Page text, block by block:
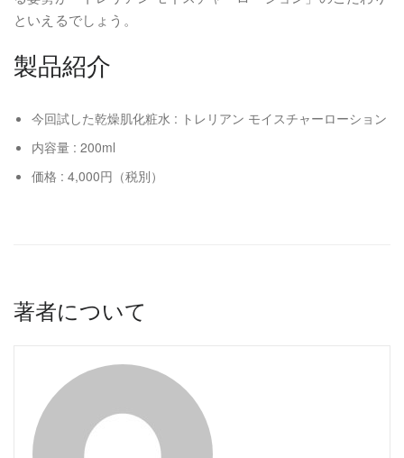
といえるでしょう。
製品紹介
今回試した乾燥肌化粧水 : トレリアン モイスチャーローション
内容量 : 200ml
価格 : 4,000円（税別）
著者について